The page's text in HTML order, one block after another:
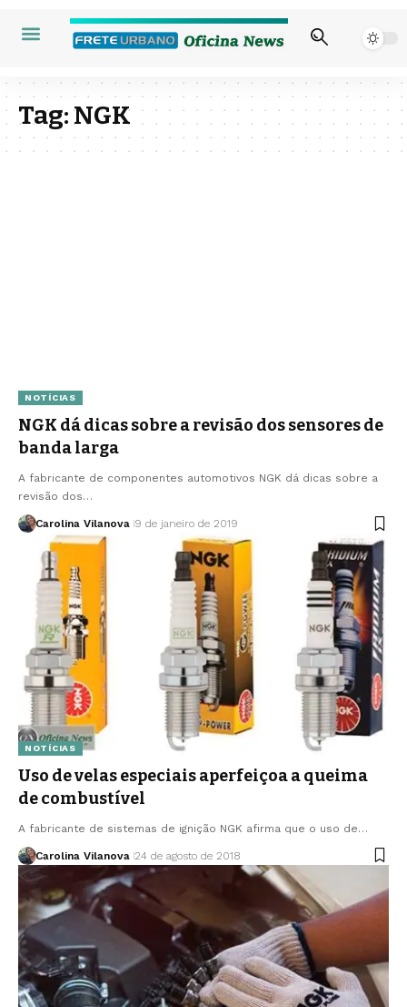
Tag:NGK
NOTÍCIAS
NGK dá dicas sobre a revisão dos sensores de
banda larga
A fabricante de componentes automotivos NGK dá dicas sobre a
revisão dos…
Carolina Vilanova 9 de janeiro de 2019
NOTÍCIAS
Uso de velas especiais aperfeiçoa a queima
de combustível
A fabricante de sistemas de ignição NGK afirma que o uso de…
Carolina Vilanova 24 de agosto de 2018